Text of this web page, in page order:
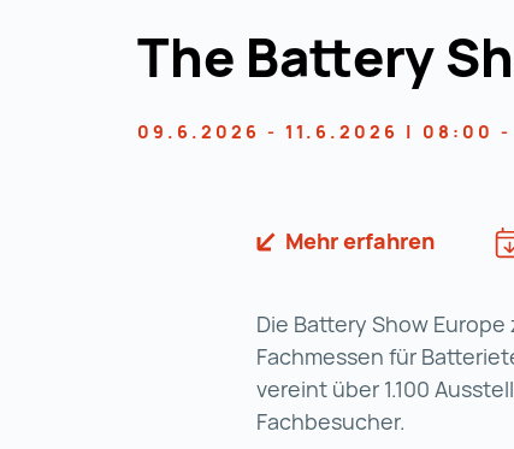
The Battery
09.6.2026 - 11.6.2026 | 08:00 -
Mehr erfahren
Die Battery Show
Fachmessen für
vereint über 1.100
Fachbesucher.